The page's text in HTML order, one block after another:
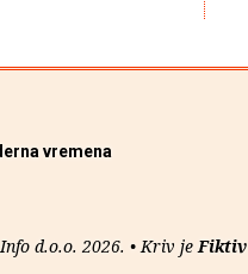
vremena
d.o.o. 2026. • Kriv je Fiktiv